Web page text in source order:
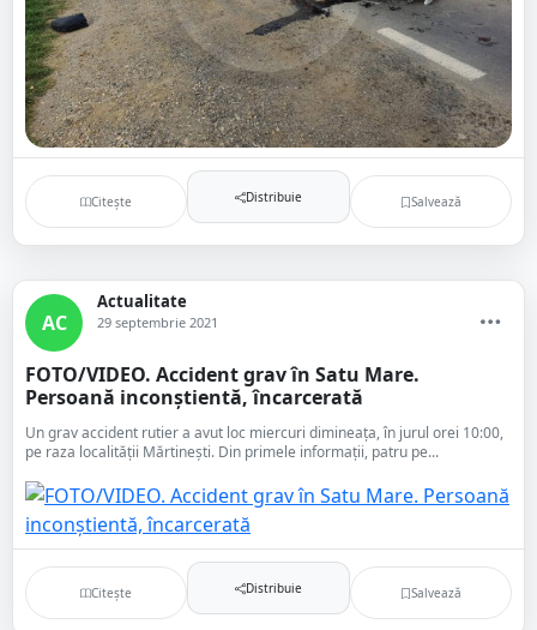
Citește Distribuie Salvează
AC
Actualitate
29 septembrie 2021
FOTO/VIDEO. Accident grav în Satu Mare.
Persoană inconștientă, încarcerată
Un grav accident rutier a avut loc miercuri dimineața, în jurul orei 10:00,
pe raza localității Mărtinești. Din primele informații, patru pe...
Citește Distribuie Salvează